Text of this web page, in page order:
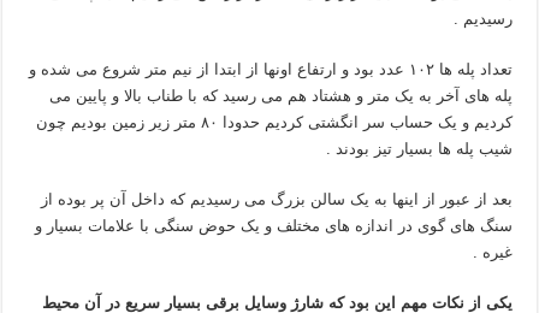
رسیدیم .
تعداد پله ها ۱۰۲ عدد بود و ارتفاع اونها از ابتدا از نیم متر شروع می شده و
پله های آخر به یک متر و هشتاد هم می رسید که با طناب بالا و پایین می
کردیم و یک حساب سر انگشتی کردیم حدودا ۸۰ متر زیر زمین بودیم چون
شیب پله ها بسیار تیز بودند .
بعد از عبور از اینها به یک سالن بزرگ می رسیدیم که داخل آن پر بوده از
سنگ های گوی در اندازه های مختلف و یک حوض سنگی با علامات بسیار و
غیره .
یکی از نکات مهم این بود که شارژ وسایل برقی بسیار سریع در آن محیط